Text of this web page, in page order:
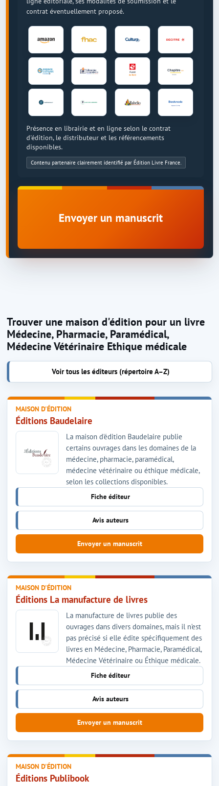
contrat éventuellement proposé.
Présence en librairie et en ligne selon le contrat
d'édition, le distributeur et les référencements
disponibles.
Contenu partenaire clairement identifié par Édition Livre France.
Envoyer un manuscrit
Trouver une maison d'édition pour un livre
Médecine, Pharmacie, Paramédical,
Médecine Vétérinaire Ethique médicale
Voir tous les éditeurs (répertoire A–Z)
MAISON D'ÉDITION
Éditions Baudelaire
La maison d'édition Baudelaire publie
certains ouvrages dans les domaines de la
médecine, pharmacie, paramédical,
médecine vétérinaire ou éthique médicale,
selon les collections disponibles.
Fiche éditeur
Avis auteurs
Envoyer un manuscrit
MAISON D'ÉDITION
Éditions La manufacture de livres
La manufacture de livres publie des
ouvrages dans divers domaines, mais il n'est
pas précisé si elle édite spécifiquement des
livres en Médecine, Pharmacie, Paramédical,
Médecine Vétérinaire ou Éthique médicale.
Fiche éditeur
Avis auteurs
Envoyer un manuscrit
MAISON D'ÉDITION
Éditions Publibook